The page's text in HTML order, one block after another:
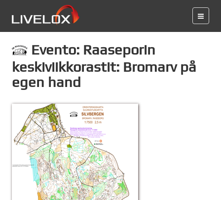
Evento: Raaseporin
keskiviikkorastit: Bromarv på
egen hand